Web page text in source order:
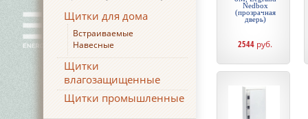
Щитки для дома
Встраиваемые
Навесные
Щитки
влагозащищенные
Щитки промышленные
Nedbox
(прозрачная
дверь)
2544 руб.